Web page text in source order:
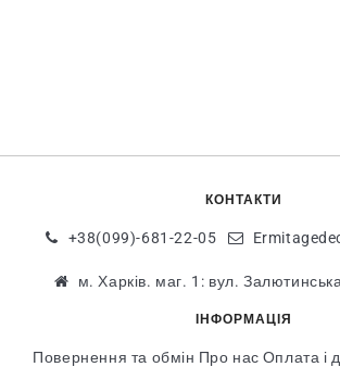
КОНТАКТИ
+38(099)-681-22-05
м. Харків. маг. 1: вул.
ІНФОРМАЦІЯ
Повернення та обмін Про нас Оплата і